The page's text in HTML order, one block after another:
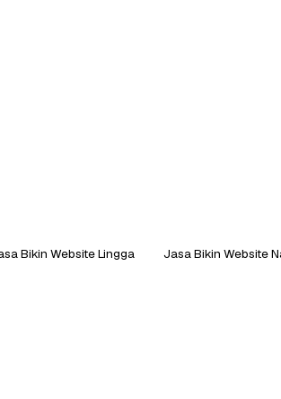
Bikin Website Lingga Jasa Bikin Website